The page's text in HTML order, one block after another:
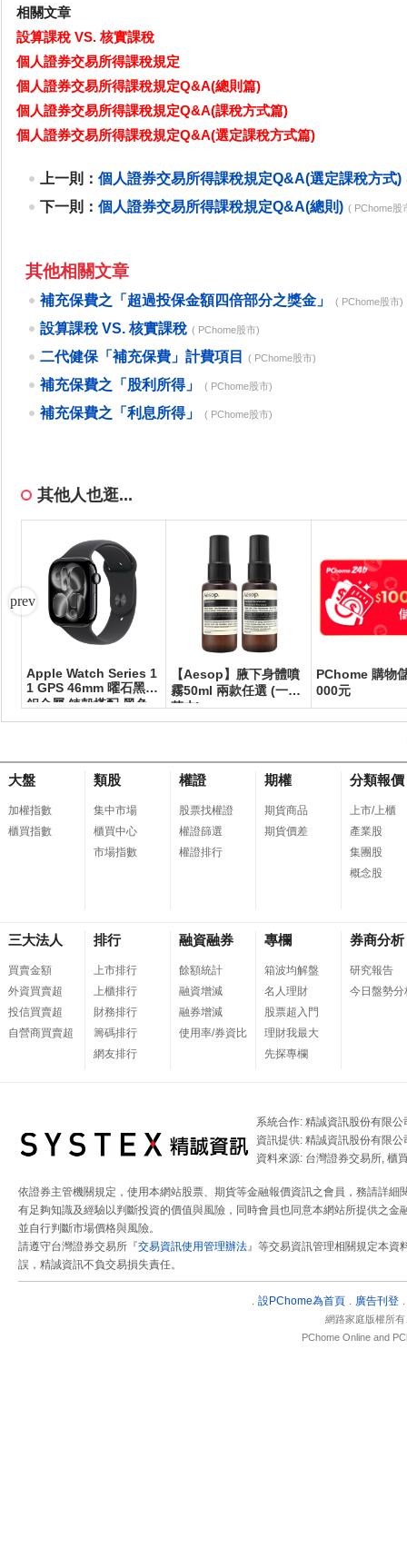
相關文章
設算課稅 VS. 核實課稅
個人證券交易所得課稅規定
個人證券交易所得課稅規定Q&A(總則篇)
個人證券交易所得課稅規定Q&A(課稅方式篇)
個人證券交易所得課稅規定Q&A(選定課稅方式篇)
上一則：個人證券交易所得課稅規定Q&A(選定課稅方式)
下一則：個人證券交易所得課稅規定Q&A(總則) ( PChome股
其他相關文章
補充保費之「超過投保金額四倍部分之獎金」 ( PChome股市)
設算課稅 VS. 核實課稅 ( PChome股市)
二代健保「補充保費」計費項目 ( PChome股市)
補充保費之「股利所得」 ( PChome股市)
補充保費之「利息所得」 ( PChome股市)
其他人也逛...
Apple Watch Series 1
1 GPS 46mm 曜石黑色
鋁金屬 錶殼搭配 黑色
運動錶帶
【Aesop】腋下身體噴
霧50ml 兩款任選 (一般/
草本)
PChome 購物
000元
大盤
加權指數
櫃買指數
類股
集中市場
櫃買中心
市場指數
權證
股票找權證
權證篩選
權證排行
期權
期貨商品
期貨價差
分類報價
上市/上櫃
產業股
集團股
概念股
三大法人
買賣金額
外資買賣超
投信買賣超
自營商買賣超
排行
上市排行
上櫃排行
財務排行
籌碼排行
網友排行
融資融券
餘額統計
融資增減
融券增減
使用率/券資比
專欄
箱波均解盤
名人理財
股票超入門
理財我最大
先探專欄
券商分析
研究報告
今日盤勢分
系統合作: 精誠資訊股份有限公
資訊提供: 精誠資訊股份有限公
資料來源: 台灣證券交易所, 櫃
依證券主管機關規定，使用本網站股票、期貨等金融報價資訊之會員，務請詳細
有足夠知識及經驗以判斷投資的價值與風險，同時會員也同意本網站所提供之
並自行判斷市場價格與風險。
請遵守台灣證券交易所『交易資訊使用管理辦法』等交易資訊管理相關規定本資
誤，精誠資訊不負交易損失責任。
．設PChome為首頁 ． 廣告刊登
網路家庭版權所
PChome Online and